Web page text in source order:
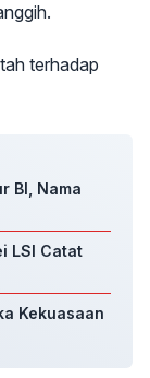
terhadap
BI, Nama
LSI Catat
Kekuasaan